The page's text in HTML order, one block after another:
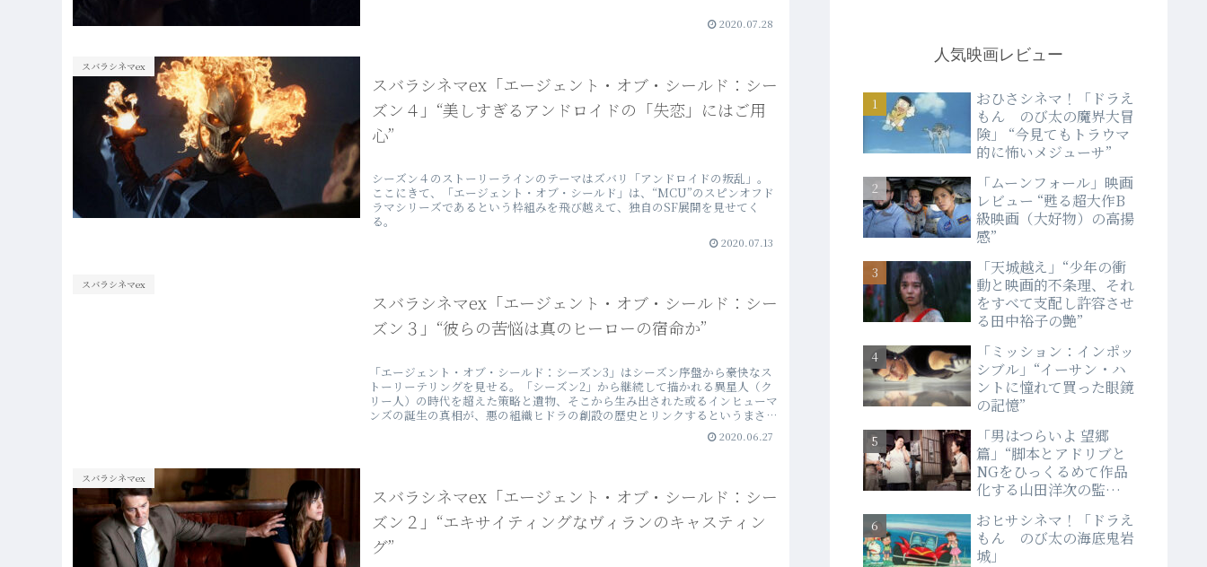
2020.07.28
スバラシネマex
スバラシネマex「エージェント・オブ・シールド：シー
ズン４」“美しすぎるアンドロイドの「失恋」にはご用
心”
シーズン４のストーリーラインのテーマはズバリ「アンドロイドの叛乱」。
ここにきて、「エージェント・オブ・シールド」は、“MCU”のスピンオフド
ラマシリーズであるという枠組みを飛び越えて、独自のSF展開を見せてく
る。
2020.07.13
スバラシネマex
スバラシネマex「エージェント・オブ・シールド：シー
ズン３」“彼らの苦悩は真のヒーローの宿命か”
「エージェント・オブ・シールド：シーズン3」はシーズン序盤から豪快なス
トーリーテリングを見せる。「シーズン2」から継続して描かれる異星人（ク
リー人）の時代を超えた策略と遺物、そこから生み出された或るインヒューマ
ンズの誕生の真相が、悪の組織ヒドラの創設の歴史とリンクするというまさか
2020.06.27
スバラシネマex
スバラシネマex「エージェント・オブ・シールド：シー
ズン２」“エキサイティングなヴィランのキャスティン
グ”
人気映画レビュー
おひさシネマ！「ドラえ
もん のび太の魔界大冒
険」 “今見てもトラウマ
的に怖いメジューサ”
「ムーンフォール」映画
レビュー “甦る超大作B
級映画（大好物）の高揚
感”
「天城越え」“少年の衝
動と映画的不条理、それ
をすべて支配し許容させ
る田中裕子の艶”
「ミッション：インポッ
シブル」“イーサン・ハ
ントに憧れて買った眼鏡
の記憶”
「男はつらいよ 望郷
篇」“脚本とアドリブと
NGをひっくるめて作品
化する山田洋次の監督
おヒサシネマ！「ドラえ
もん のび太の海底鬼岩
城」